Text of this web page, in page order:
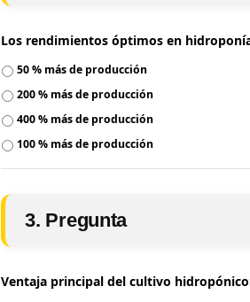
Los rendimientos óptimos en
50 % más de producción
200 % más de producción
400 % más de producción
100 % más de producción
3. Pregunta
Ventaja principal del cultivo